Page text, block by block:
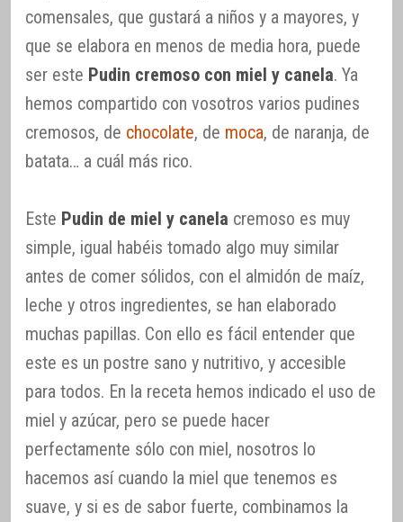
comensales, que gustará a niños y a mayores, y
que se elabora en menos de media hora, puede
ser este Pudin cremoso con miel y canela. Ya
hemos compartido con vosotros varios pudines
cremosos, de chocolate, de moca, de naranja, de
batata… a cuál más rico.
Este Pudin de miel y canela cremoso es muy
simple, igual habéis tomado algo muy similar
antes de comer sólidos, con el almidón de maíz,
leche y otros ingredientes, se han elaborado
muchas papillas. Con ello es fácil entender que
este es un postre sano y nutritivo, y accesible
para todos. En la receta hemos indicado el uso de
miel y azúcar, pero se puede hacer
perfectamente sólo con miel, nosotros lo
hacemos así cuando la miel que tenemos es
suave, y si es de sabor fuerte, combinamos la